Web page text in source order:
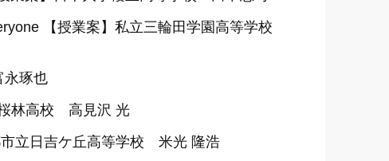
【授業案】私立三輪田学園高等学校
琢也
林高校 高見沢 光
立日吉ケ丘高等学校 米光 隆浩